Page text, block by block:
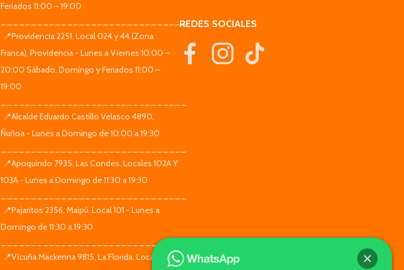
Feriados 11:00 – 19:00
_______________________________
📍Providencia 2251. Local 024 y 44 (Zona
Franca), Providencia - Lunes a Viernes 10:00 –
20:00 Sábado, Domingo y Feriados 11:00 –
19:00
📍Alcalde Eduardo Castillo Velasco 4890,
Ñuñoa - Lunes a Domingo de 10:00 a 19:30
📍Apoquindo 7935, Las Condes. Locales 102A Y
103A - Lunes a Domingo de 11:30 a 19:30
📍Pajaritos 2356, Maipú. Local 101 - Lunes a
Domingo de 11:30 a 19:30
_______________________________
📍Vicuña Mackenna 9815, La Florida. Local 104 -
REDES SOCIALES